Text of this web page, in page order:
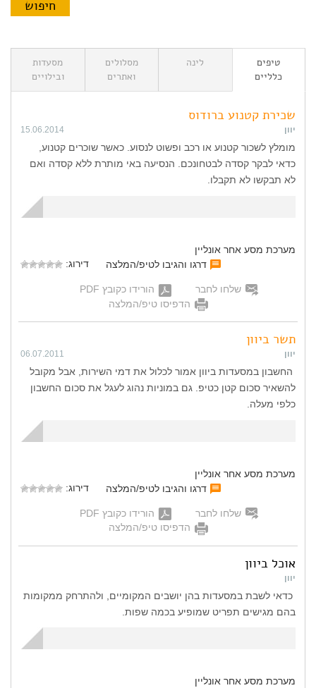
טיפים
כלליים
לינה
מסלולים
ואתרים
מסעדות
ובילויים
שכירת קטנוע ברודוס
יוון 15.06.2014
מומלץ לשכור קטנוע או רכב ופשוט לנסוע. כאשר שוכרים קטנוע,
כדאי לבקר קסדה לבטחונכם. הנסיעה באי מותרת ללא קסדה ואם
לא תבקשו לא תקבלו.
מערכת מסע אחר אונליין
דרגו והגיבו לטיפ/המלצה
דירוג:
שלחו לחבר
הורידו כקובץ PDF
הדפיסו טיפ/המלצה
תשר ביוון
יוון 06.07.2011
החשבון במסעדות ביוון אמור לכלול את דמי השירות, אבל מקובל
להשאיר סכום קטן כטיפ. גם במוניות נהוג לעגל את סכום החשבון
כלפי מעלה.
מערכת מסע אחר אונליין
דרגו והגיבו לטיפ/המלצה
דירוג:
שלחו לחבר
הורידו כקובץ PDF
הדפיסו טיפ/המלצה
אוכל ביוון
יוון
כדאי לשבת במסעדות בהן יושבים המקומיים, ולהתרחק ממקומות
בהם מגישים תפריט שמופיע בכמה שפות.
מערכת מסע אחר אונליין